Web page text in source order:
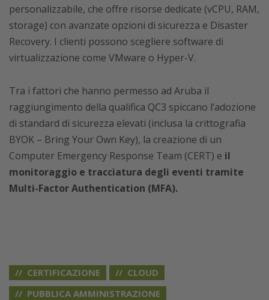
personalizzabile, che offre risorse dedicate (vCPU, RAM,
storage) con avanzate opzioni di sicurezza e Disaster
Recovery. I clienti possono scegliere software di
virtualizzazione come VMware o Hyper-V.
Tra i fattori che hanno permesso ad Aruba il
raggiungimento della qualifica QC3 spiccano l’adozione
di standard di sicurezza elevati (inclusa la crittografia
BYOK – Bring Your Own Key), la creazione di un
Computer Emergency Response Team (CERT) e il
monitoraggio e tracciatura degli eventi tramite
Multi-Factor Authentication (MFA).
CERTIFICAZIONE
CLOUD
PUBBLICA AMMINISTRAZIONE